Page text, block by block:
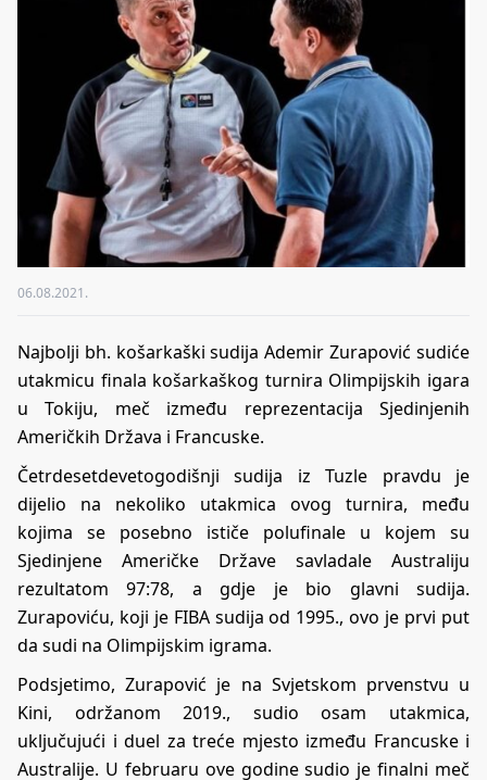
06.08.2021.
Najbolji bh. košarkaški sudija Ademir Zurapović sudiće
utakmicu finala košarkaškog turnira Olimpijskih igara
u Tokiju, meč između reprezentacija Sjedinjenih
Američkih Država i Francuske.
Četrdesetdevetogodišnji sudija iz Tuzle pravdu je
dijelio na nekoliko utakmica ovog turnira, među
kojima se posebno ističe polufinale u kojem su
Sjedinjene Američke Države savladale Australiju
rezultatom 97:78, a gdje je bio glavni sudija.
Zurapoviću, koji je FIBA sudija od 1995., ovo je prvi put
da sudi na Olimpijskim igrama.
Podsjetimo, Zurapović je na Svjetskom prvenstvu u
Kini, održanom 2019., sudio osam utakmica,
uključujući i duel za treće mjesto između Francuske i
Australije. U februaru ove godine sudio je finalni meč